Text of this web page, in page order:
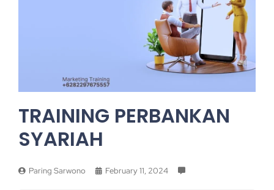
TRAINING PERBANKAN
SYARIAH
Paring Sarwono February 11, 2024